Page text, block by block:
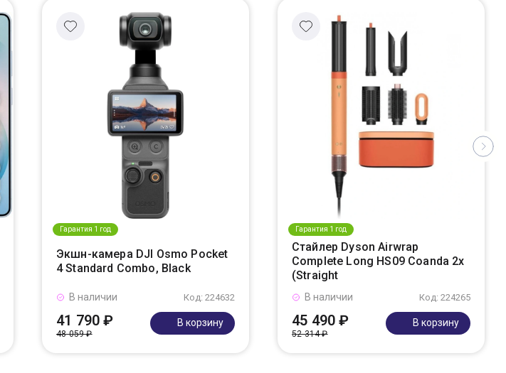
Гарантия 1 год
Экшн-камера DJI Osmo Pocket
4 Standard Combo, Black
Код: 224632
В наличии
41 790 ₽
48 059 ₽
В корзину
Гарантия 1 год
Стайлер Dyson Airwrap
Complete Long HS09 Coanda 2x
(Straight
Код: 224265
В наличии
45 490 ₽
52 314 ₽
В корзину